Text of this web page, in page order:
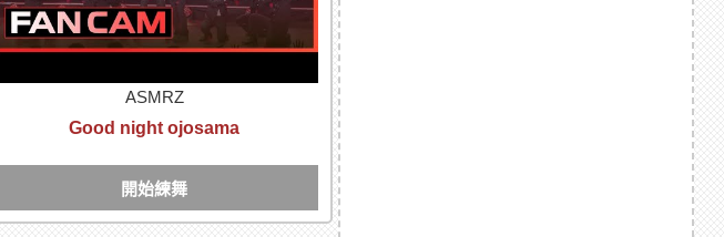
ASMRZ
Good night ojosama
開始練舞